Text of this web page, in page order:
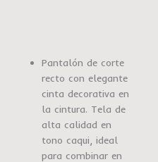
Pantalón de corte
recto con elegante
cinta decorativa en
la cintura. Tela de
alta calidad en
tono caqui, ideal
para combinar en